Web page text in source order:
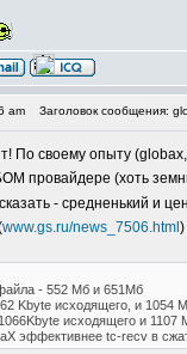
am Заголовок сообщения:
По своему опыту
провайдере (хоть
- средненький и
www.gs.ru/news_7506.html )
- 552 Mб и 651Mб
Kbyte исходящего, и 1054
исходящего и 1107
эффективнее tc-recv в